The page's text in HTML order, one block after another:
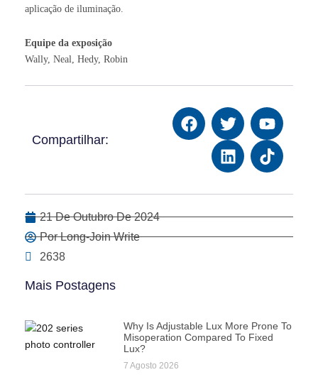
aplicação de iluminação.
Equipe da exposição
Wally, Neal, Hedy, Robin
Compartilhar:
21 De Outubro De 2024
Por Long-Join Write
2638
Mais Postagens
Why Is Adjustable Lux More Prone To
Misoperation Compared To Fixed
Lux?
7 Agosto 2026